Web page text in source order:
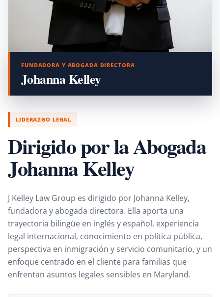
FUNDADORA Y ABOGADA DIRECTORA
Johanna Kelley
LIDERAZGO LEGAL
Dirigido por la Abogada
Johanna Kelley
J Kelley Law Group es dirigido por Johanna Kelley,
fundadora y abogada directora. Ella aporta una
trayectoria bilingüe en inglés y español, experiencia
legal internacional, conocimiento en política pública,
perspectiva en inmigración y servicio comunitario, y un
enfoque centrado en el cliente para familias que
enfrentan asuntos legales sensibles en Maryland.